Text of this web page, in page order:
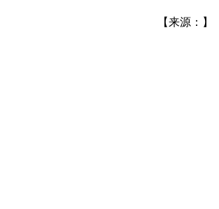
【来源：】